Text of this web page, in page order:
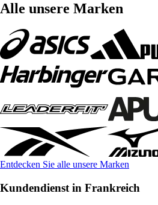
Alle unsere Marken
Entdecken Sie alle unsere Marken
Kundendienst in Frankreich